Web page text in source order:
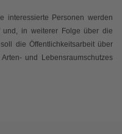
interessierte Personen werden
in weiterer Folge über die
die Öffentlichkeitsarbeit über
und Lebensraumschutzes